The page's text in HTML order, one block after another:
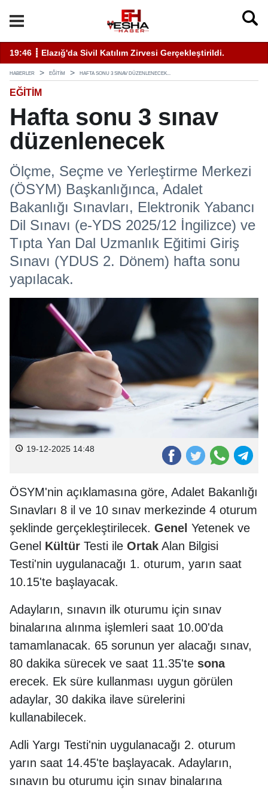
Uyarı Kulaktan Dolma Bilgiyle İlaçlama Ölüm Getirir
19:46 ┋ Elazığ'da Sivil Katılım Zirvesi Gerçekleştirildi.
HABERLER EĞITIM HAFTA SONU 3 SINAV DÜZENLENECEK...
EĞITIM
Hafta sonu 3 sınav
düzenlenecek
Ölçme, Seçme ve Yerleştirme Merkezi
(ÖSYM) Başkanlığınca, Adalet
Bakanlığı Sınavları, Elektronik Yabancı
Dil Sınavı (e-YDS 2025/12 İngilizce) ve
Tıpta Yan Dal Uzmanlık Eğitimi Giriş
Sınavı (YDUS 2. Dönem) hafta sonu
yapılacak.
19-12-2025 14:48
ÖSYM'nin açıklamasına göre, Adalet Bakanlığı
Sınavları 8 il ve 10 sınav merkezinde 4 oturum
şeklinde gerçekleştirilecek. Genel Yetenek ve
Genel Kültür Testi ile Ortak Alan Bilgisi
Testi'nin uygulanacağı 1. oturum, yarın saat
10.15'te başlayacak.
Adayların, sınavın ilk oturumu için sınav
binalarına alınma işlemleri saat 10.00'da
tamamlanacak. 65 sorunun yer alacağı sınav,
80 dakika sürecek ve saat 11.35'te sona
erecek. Ek süre kullanması uygun görülen
adaylar, 30 dakika ilave sürelerini
kullanabilecek.
Adli Yargı Testi'nin uygulanacağı 2. oturum
yarın saat 14.45'te başlayacak. Adayların,
sınavın bu oturumu için sınav binalarına